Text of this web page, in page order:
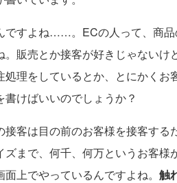
ですよね……。ECの人って、商
。販売とか接客が好きじゃないけ
処理をしているとか、とにかく
書けばいいのでしょうか？
客は目の前のお客様を接客する
ズまで、何千、何万というお客
上でやっているんですよね。 触